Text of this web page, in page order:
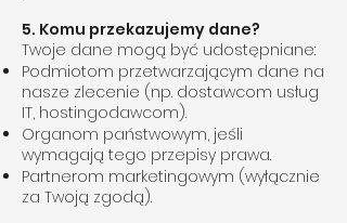
5. Komu przekazujemy dane?
Twoje dane mogą być udostępniane:
Podmiotom przetwarzającym dane na
nasze zlecenie (np. dostawcom usług
IT, hostingodawcom).
Organom państwowym, jeśli
wymagają tego przepisy prawa.
Partnerom marketingowym (wyłącznie
za Twoją zgodą).